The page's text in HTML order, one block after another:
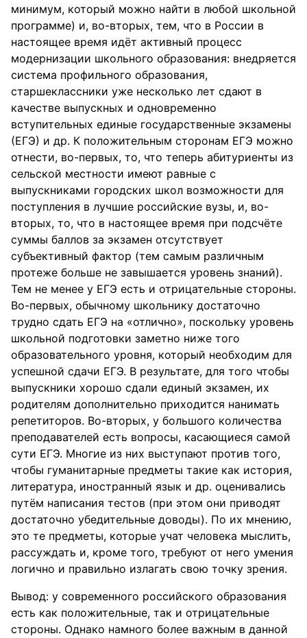
минимум, который можно найти в любой школьной
программе) и, во-вторых, тем, что в России в
настоящее время идёт активный процесс
модернизации школьного образования: внедряется
система профильного образования,
старшеклассники уже несколько лет сдают в
качестве выпускных и одновременно
вступительных единые государственные экзамены
(ЕГЭ) и др. К положительным сторонам ЕГЭ можно
отнести, во-первых, то, что теперь абитуриенты из
сельской местности имеют равные с
выпускниками городских школ возможности для
поступления в лучшие российские вузы, и, во-
вторых, то, что в настоящее время при подсчёте
суммы баллов за экзамен отсутствует
субъективный фактор (тем самым различным
протеже больше не завышается уровень знаний).
Тем не менее у ЕГЭ есть и отрицательные стороны.
Во-первых, обычному школьнику достаточно
трудно сдать ЕГЭ на «отлично», поскольку уровень
школьной подготовки заметно ниже того
образовательного уровня, который необходим для
успешной сдачи ЕГЭ. В результате, для того чтобы
выпускники хорошо сдали единый экзамен, их
родителям дополнительно приходится нанимать
репетиторов. Во-вторых, у большого количества
преподавателей есть вопросы, касающиеся самой
сути ЕГЭ. Многие из них выступают против того,
чтобы гуманитарные предметы такие как история,
литература, иностранный язык и др. оценивались
путём написания тестов (при этом они приводят
достаточно убедительные доводы). По их мнению,
это те предметы, которые учат человека мыслить,
рассуждать и, кроме того, требуют от него умения
логично и правильно излагать свою точку зрения.
Вывод: у современного российского образования
есть как положительные, так и отрицательные
стороны. Однако намного более важным в данной